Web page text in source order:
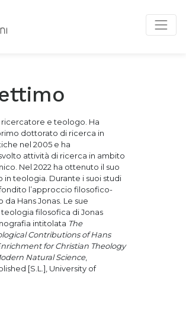
e teologo. Ha
dottorato di ricerca in
nel 2005 e ha
attività di ricerca in ambito
Nel 2022 ha ottenuto il suo
teologia. Durante i suoi studi
l’approccio filosofico-
Hans Jonas. Le sue
filosofica di Jonas
intitolata The
Contributions of Hans
for Christian Theology
Natural Science,
[S.L.], University of